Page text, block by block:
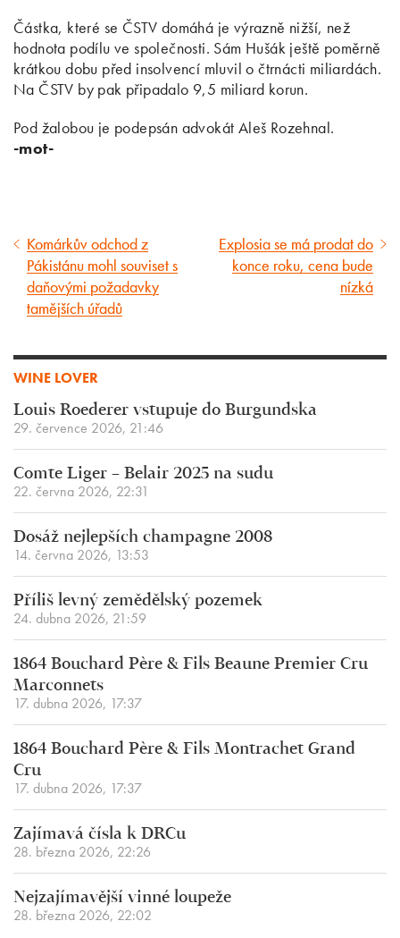
Částka, které se ČSTV domáhá je výrazně nižší, než
hodnota podílu ve společnosti. Sám Hušák ještě poměrně
krátkou dobu před insolvencí mluvil o čtrnácti miliardách.
Na ČSTV by pak připadalo 9,5 miliard korun.
Pod žalobou je podepsán advokát Aleš Rozehnal.
-mot-
Předcházející
článek
Komárkův odchod z
Pákistánu mohl souviset s
daňovými požadavky
tamějších úřadů
Následující
článek
Explosia se má prodat do
konce roku, cena bude
nízká
WINE LOVER
Louis Roederer vstupuje do Burgundska
29. července 2026, 21:46
Comte Liger – Belair 2025 na sudu
22. června 2026, 22:31
Dosáž nejlepších champagne 2008
14. června 2026, 13:53
Příliš levný zemědělský pozemek
24. dubna 2026, 21:59
1864 Bouchard Père & Fils Beaune Premier Cru
Marconnets
17. dubna 2026, 17:37
1864 Bouchard Père & Fils Montrachet Grand
Cru
17. dubna 2026, 17:37
Zajímavá čísla k DRCu
28. března 2026, 22:26
Nejzajímavější vinné loupeže
28. března 2026, 22:02